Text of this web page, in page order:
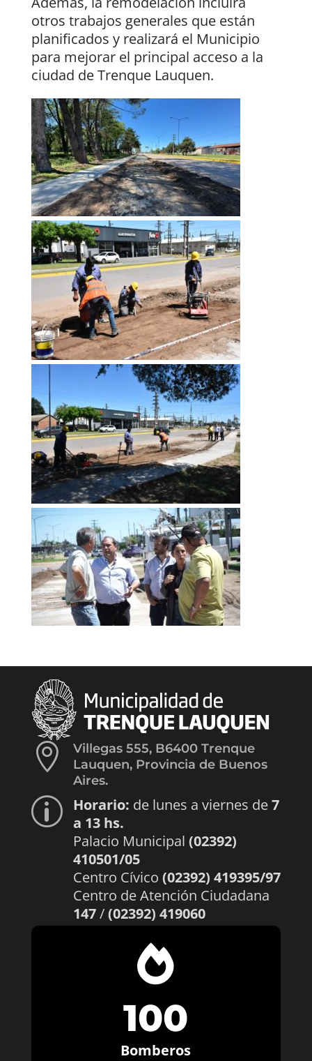
otros trabajos generales que están
planificados y realizará el Municipio
para mejorar el principal acceso a la
ciudad de Trenque Lauquen.

Villegas 555, B6400 Trenque
Lauquen, Provincia de Buenos
Aires.
p Horario: de lunes a viernes de7
a 13 hs.
Palacio Municipal (02392)
410501/05
Centro Cívico (02392) 419395/97
Centro de Atención Ciudadana
147/(02392) 419060

100
Bomberos